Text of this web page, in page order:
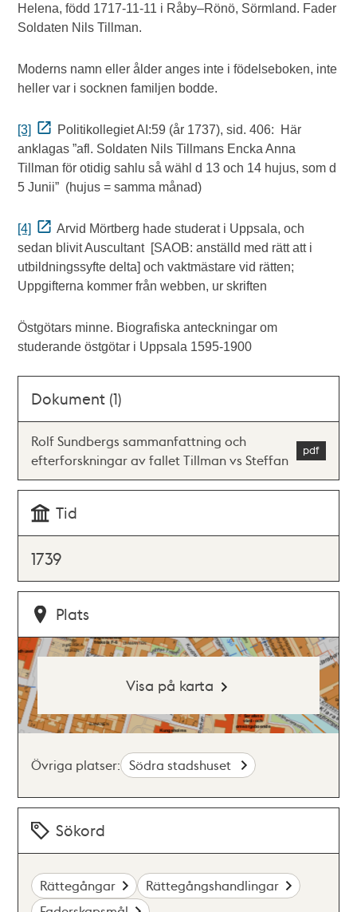
Helena, född 1717-11-11 i Råby–Rönö, Sörmland. Fader
Soldaten Nils Tillman.
Moderns namn eller ålder anges inte i födelseboken, inte
heller var i socknen familjen bodde.
[3]
Politikollegiet AI:59 (år 1737), sid. 406: Här
anklagas ”afl. Soldaten Nils Tillmans Encka Anna
Tillman för otidig sahlu så wähl d 13 och 14 hujus, som d
5 Junii” (hujus = samma månad)
[4]
Arvid Mörtberg hade studerat i Uppsala, och
sedan blivit Auscultant [SAOB: anställd med rätt att i
utbildningssyfte delta] och vaktmästare vid rätten;
Uppgifterna kommer från webben, ur skriften
Östgötars minne. Biografiska anteckningar om
studerande östgötar i Uppsala 1595-1900
Dokument (1)
Rolf Sundbergs sammanfattning och
efterforskningar av fallet Tillman vs Steffan
Tid
1739
Plats
Visa på karta
Övriga platser: Södra stadshuset
Sökord
Rättegångar
Rättegångshandlingar